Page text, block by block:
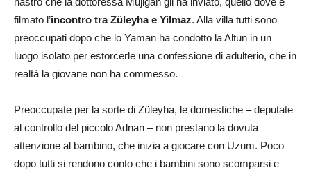
filmato l’incontro tra Züleyha e Yilmaz. Alla villa tutti sono
preoccupati dopo che lo Yaman ha condotto la Altun in un
luogo isolato per estorcerle una confessione di adulterio, che in
realtà la giovane non ha commesso.
Preoccupate per la sorte di Züleyha, le domestiche – deputate
al controllo del piccolo Adnan – non prestano la dovuta
attenzione al bambino, che inizia a giocare con Uzum. Poco
dopo tutti si rendono conto che i bambini sono scomparsi e –